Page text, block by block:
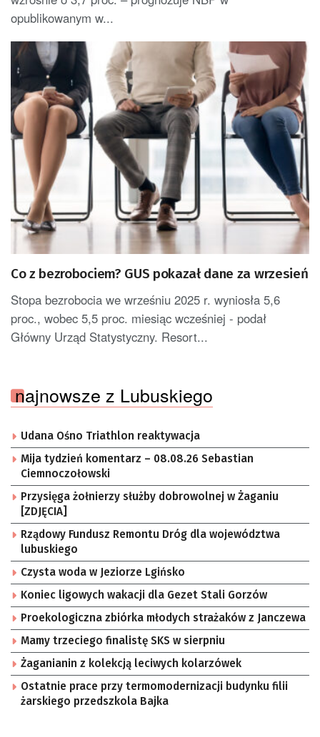
opublikowanym w...
Co z bezrobociem? GUS pokazał dane za wrzesień
Stopa bezrobocia we wrześniu 2025 r. wyniosła 5,6
proc., wobec 5,5 proc. miesiąc wcześniej - podał
Główny Urząd Statystyczny. Resort...
najnowsze z Lubuskiego
Udana Ośno Triathlon reaktywacja
Mija tydzień komentarz – 08.08.26 Sebastian
Ciemnoczołowski
Przysięga żołnierzy służby dobrowolnej w Żaganiu
[ZDJĘCIA]
Rządowy Fundusz Remontu Dróg dla województwa
lubuskiego
Czysta woda w Jeziorze Lgińsko
Koniec ligowych wakacji dla Gezet Stali Gorzów
Proekologiczna zbiórka młodych strażaków z Janczewa
Mamy trzeciego finalistę SKS w sierpniu
Żaganianin z kolekcją leciwych kolarzówek
Ostatnie prace przy termomodernizacji budynku filii
żarskiego przedszkola Bajka